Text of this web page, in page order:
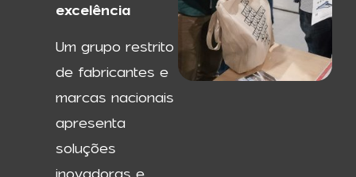
excelência
Um grupo restrito
de fabricantes e
marcas nacionais
apresenta
soluções